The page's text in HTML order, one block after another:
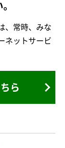
、常時、みな
ネットサービ
ら